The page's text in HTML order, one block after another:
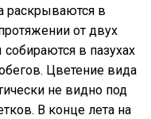
раскрываются в
от двух
в пазухах
Цветение вида
не видно под
В конце лета на